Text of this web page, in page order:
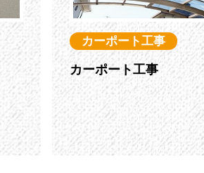
カーポート工事
カーポート工事